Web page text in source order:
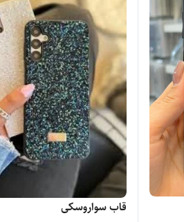
قاب سواروسکی